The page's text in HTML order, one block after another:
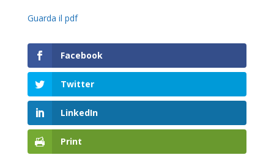
Guarda il pdf
Facebook
Twitter
LinkedIn
Print